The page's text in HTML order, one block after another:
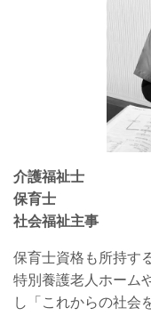
介護福祉士
保育士
社会福祉主事
保育士資格も所持す
特別養護老人ホーム
し「これからの社会